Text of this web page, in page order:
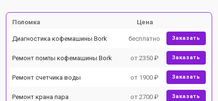
Поломка Цена
Диагностика кофемашины Bork бесплатно Заказать
Ремонт помпы кофемашины Bork от 2350 ₽ Заказать
Ремонт счетчика воды от 1900 ₽ Заказать
Ремонт крана пара от 2700 ₽ Заказать